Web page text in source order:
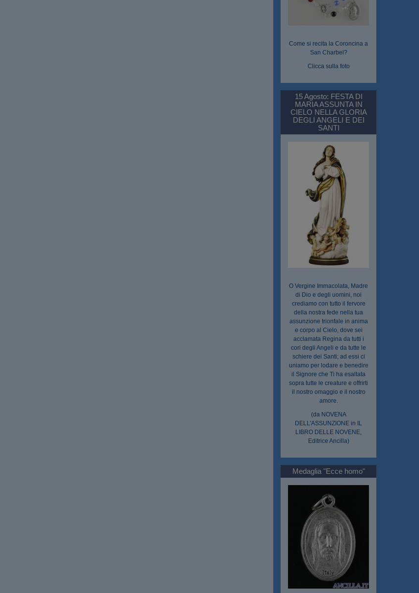
Come si recita la Coroncina a
San Charbel?
Clicca sulla foto
15 Agosto: FESTA DI
MARIA ASSUNTA IN
CIELO NELLA GLORIA
DEGLI ANGELI E DEI
SANTI
O Vergine Immacolata, Madre
di Dio e degli uomini, noi
crediamo con tutto il fervore
della nostra fede nella tua
assunzione trionfale in anima
e corpo al Cielo, dove sei
acclamata Regina da tutti i
cori degli Angeli e da tutte le
schiere dei Santi; ad essi ci
uniamo per lodare e benedire
il Signore che Ti ha esaltata
sopra tutte le creature e offrirti
il nostro omaggio e il nostro
amore.
(da NOVENA
DELL'ASSUNZIONE in IL
LIBRO DELLE NOVENE,
Editrice Ancilla)
Medaglia "Ecce homo"